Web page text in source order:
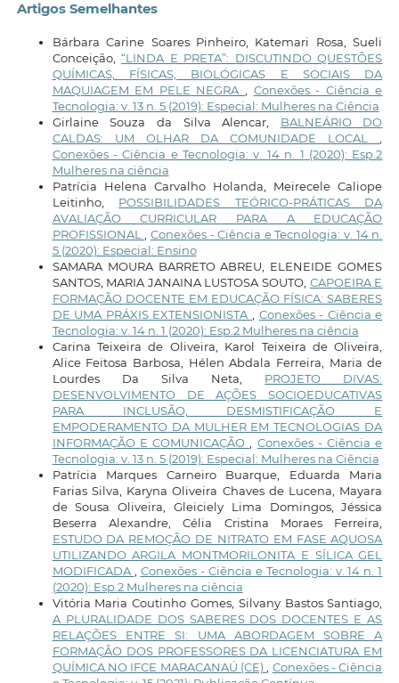
Artigos Semelhantes
Bárbara Carine Soares Pinheiro, Katemari Rosa, Sueli
Conceição,“LINDA E PRETA”: DISCUTINDO QUESTÕES
QUÍMICAS, FÍSICAS, BIOLÓGICAS E SOCIAIS DA
MAQUIAGEM EM PELE NEGRA
Conexões - Ciência e
Tecnologia: v. 13 n. 5 (2019): Especial: Mulheres na Ciência
Girlaine Souza da Silva Alencar, BALNEÁRIO DO
CALDAS: UM OLHAR DA COMUNIDADE LOCAL
Conexões - Ciência e Tecnologia: v. 14 n. 1 (2020): Esp.2
Mulheres na ciência
Patrícia Helena Carvalho Holanda, Meirecele Caliope
Leitinho, POSSIBILIDADES TEÓRICO-PRÁTICAS DA
AVALIAÇÃO CURRICULAR PARA A EDUCAÇÃO
PROFISSIONAL
Conexões - Ciência e Tecnologia: v. 14 n.
5 (2020): Especial: Ensino
SAMARA MOURA BARRETO ABREU, ELENEIDE GOMES
SANTOS, MARIA JANAINA LUSTOSA SOUTO, CAPOEIRA E
FORMAÇÃO DOCENTE EM EDUCAÇÃO FÍSICA: SABERES
DE UMA PRÁXIS EXTENSIONISTA
Conexões - Ciência e
Tecnologia: v. 14 n. 1 (2020): Esp.2 Mulheres na ciência
Carina Teixeira de Oliveira, Karol Teixeira de Oliveira,
Alice Feitosa Barbosa, Hélen Abdala Ferreira, Maria de
Lourdes Da Silva Neta, PROJETO DIVAS:
DESENVOLVIMENTO DE AÇÕES SOCIOEDUCATIVAS
PARA INCLUSÃO, DESMISTIFICAÇÃO E
EMPODERAMENTO DA MULHER EM TECNOLOGIAS DA
INFORMAÇÃO E COMUNICAÇÃO
Conexões - Ciência e
Tecnologia: v. 13 n. 5 (2019): Especial: Mulheres na Ciência
Patrícia Marques Carneiro Buarque, Eduarda Maria
Farias Silva, Karyna Oliveira Chaves de Lucena, Mayara
de Sousa Oliveira, Gleiciely Lima Domingos, Jéssica
Beserra Alexandre, Célia Cristina Moraes Ferreira,
ESTUDO DA REMOÇÃO DE NITRATO EM FASE AQUOSA
UTILIZANDO ARGILA MONTMORILONITA E SÍLICA GEL
MODIFICADA
Conexões - Ciência e Tecnologia: v. 14 n. 1
(2020): Esp.2 Mulheres na ciência
Vitória Maria Coutinho Gomes, Silvany Bastos Santiago,
A PLURALIDADE DOS SABERES DOS DOCENTES E AS
RELAÇÕES ENTRE SI: UMA ABORDAGEM SOBRE A
FORMAÇÃO DOS PROFESSORES DA LICENCIATURA EM
QUÍMICA NO IFCE MARACANAÚ (CE)
Conexões - Ciência